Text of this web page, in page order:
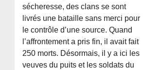
sécheresse, des clans se sont
livrés une bataille sans merci pour
le contrôle d’une source. Quand
l’affrontement a pris fin, il avait fait
250 morts. Désormais, il y a ici les
veuves du puits et les soldats du